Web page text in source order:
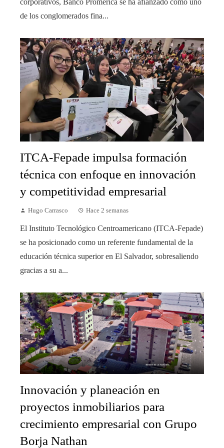
de los conglomerados fina...
ITCA-Fepade impulsa formación
técnica con enfoque en innovación
y competitividad empresarial
Hugo Carrasco Hace 2 semanas
El Instituto Tecnológico Centroamericano (ITCA-Fepade)
se ha posicionado como un referente fundamental de la
educación técnica superior en El Salvador, sobresaliendo
gracias a su a...
Innovación y planeación en
proyectos inmobiliarios para
crecimiento empresarial con Grupo
Borja Nathan